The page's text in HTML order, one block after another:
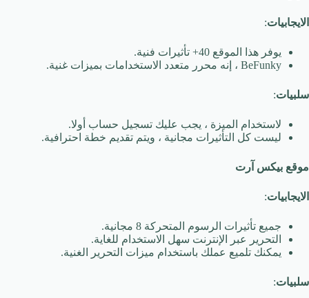
الايجابيات:
يوفر هذا الموقع 40+ تأثيرات فنية.
BeFunky ، إنه محرر متعدد الاستخدامات بميزات غنية.
سلبيات:
لاستخدام الميزة ، يجب عليك تسجيل حساب أولا.
ليست كل التأثيرات مجانية ، ويتم تقديم خطة احترافية.
موقع بيكس آرت
الايجابيات:
جميع تأثيرات الرسوم المتحركة 8 مجانية.
التحرير عبر الإنترنت سهل الاستخدام للغاية.
يمكنك تلميع عملك باستخدام ميزات التحرير الغنية.
سلبيات: